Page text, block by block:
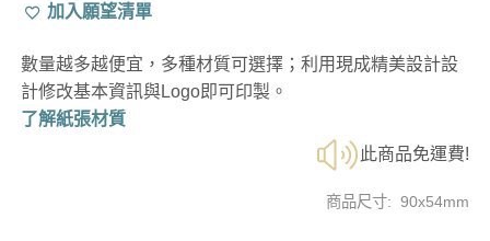
加入願望清單
數量越多越便宜，多種材質可選擇；利用現成精美設計設
計修改基本資訊與Logo即可印製。
了解紙張材質
此商品免運費!
商品尺寸: 90x54mm